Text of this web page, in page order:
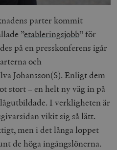
parter kommit
”etableringsjobb” för
på en presskonferens igår
och
Johansson(S). Enligt dem
stort – en helt ny väg in på
I verkligheten är
vikit sig så lätt.
men i det långa loppet
de höga ingångslönerna.